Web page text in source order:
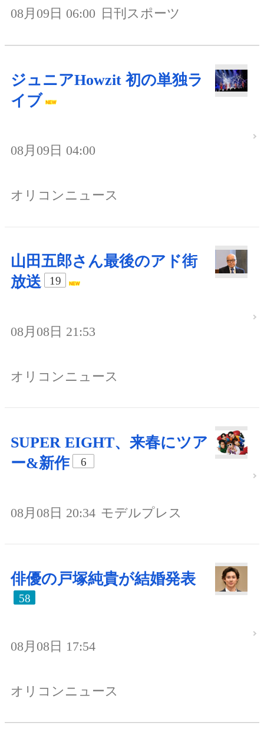
08月09日 06:00 日刊スポーツ
ジュニアHowzit 初の単独ラ
イブ
08月09日 04:00
オリコンニュース
山田五郎さん最後のアド街
放送
19
08月08日 21:53
オリコンニュース
SUPER EIGHT、来春にツア
ー&新作
6
08月08日 20:34 モデルプレス
俳優の戸塚純貴が結婚発表
58
08月08日 17:54
オリコンニュース